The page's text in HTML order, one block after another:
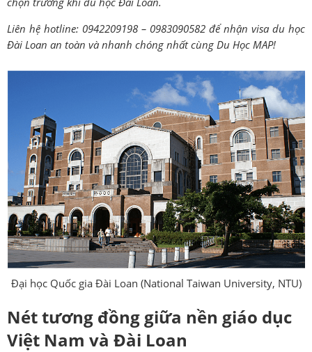
Liên hệ hotline: 0942209198 – 0983090582 để nhận visa du học
Đài Loan an toàn và nhanh chóng nhất cùng Du Học MAP!
Đại học Quốc gia Đài Loan (National Taiwan University, NTU)
Nét tương đồng giữa nền giáo dục
Việt Nam và Đài Loan